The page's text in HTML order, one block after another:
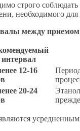
строго
необходимого
между приемом
интервал
12-16
20-24